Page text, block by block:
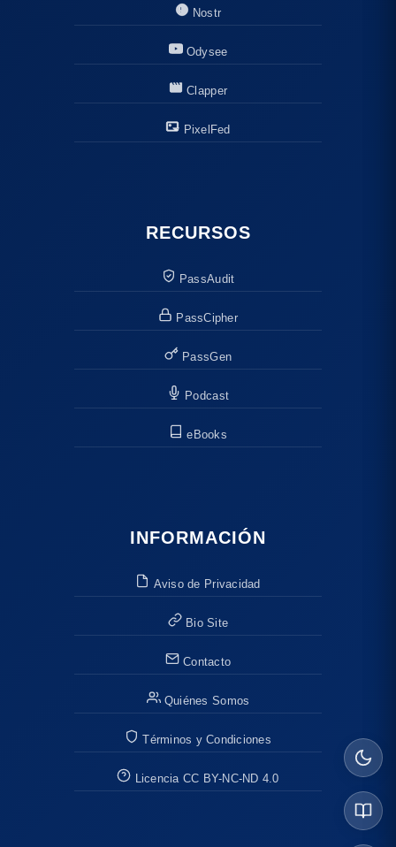
Nostr
Odysee
Clapper
PixelFed
RECURSOS
PassAudit
PassCipher
PassGen
Podcast
eBooks
INFORMACIÓN
Aviso de Privacidad
Bio Site
Contacto
Quiénes Somos
Términos y Condiciones
Licencia CC BY-NC-ND 4.0